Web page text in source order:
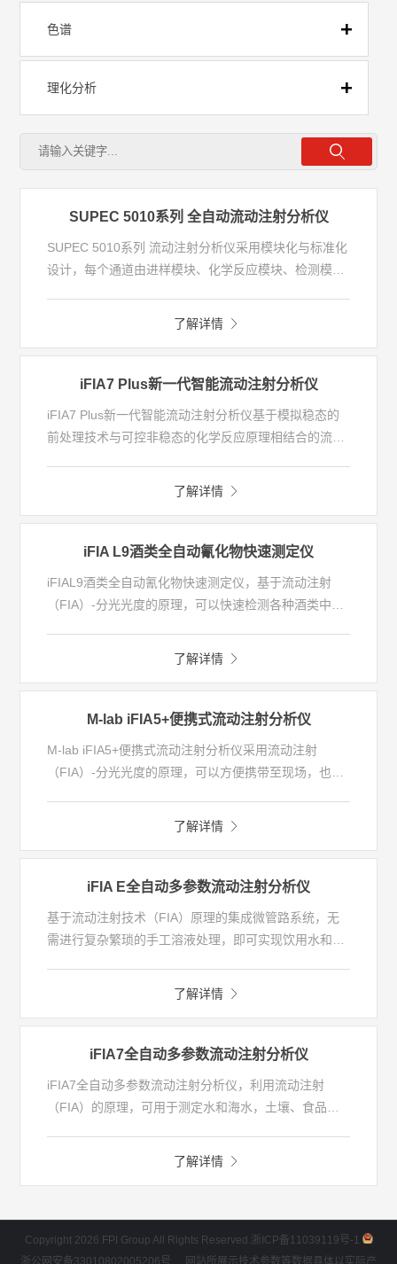
色谱
理化分析
前处理
- 流动注射分析仪
移动实验室
SUPEC 5010系列 全自动流动注射分析仪
SUPEC 5010系列 流动注射分析仪采用模块化与标准化
设计，每个通道由进样模块、化学反应模块、检测模块
计可满足实验室内和便携检测需求。
了解详情
iFIA7 Plus新一代智能流动注射分析仪
iFIA7 Plus新一代智能流动注射分析仪基于模拟稳态的
前处理技术与可控非稳态的化学反应原理相结合的流动
善的解决方案。
了解详情
iFIA L9酒类全自动氰化物快速测定仪
iFIAL9酒类全自动氰化物快速测定仪，基于流动注射
（FIA）-分光光度的原理，可以快速检测各种酒类中氰
了解详情
M-lab iFIA5+便携式流动注射分析仪
M-lab iFIA5+便携式流动注射分析仪采用流动注射
（FIA）-分光光度的原理，可以方便携带至现场，也可
了解详情
iFIA E全自动多参数流动注射分析仪
基于流动注射技术（FIA）原理的集成微管路系统，无
需进行复杂繁琐的手工溶液处理，即可实现饮用水和环
了解详情
iFIA7全自动多参数流动注射分析仪
iFIA7全自动多参数流动注射分析仪，利用流动注射
（FIA）的原理，可用于测定水和海水，土壤、食品、
金奖，仪器一体化设计、支持多参数同测，给您的实验
室带来智慧变革。
了解详情
Copyright 2026 FPI Group All Rights Reserved.浙ICP备11039119号-1
浙公网安备33010802005206号
网站所展示技术参数等数据具体以实际产